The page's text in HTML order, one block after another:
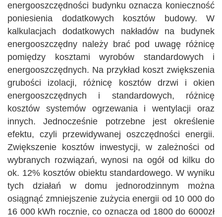
energooszczędności budynku oznacza konieczność
poniesienia dodatkowych kosztów budowy. W
kalkulacjach dodatkowych nakładów na budynek
energooszczędny należy brać pod uwagę różnicę
pomiędzy kosztami wyrobów standardowych i
energooszczędnych. Na przykład koszt zwiększenia
grubości izolacji, różnicę kosztów drzwi i okien
energooszczędnych i standardowych, różnicę
kosztów systemów ogrzewania i wentylacji oraz
innych. Jednocześnie potrzebne jest określenie
efektu, czyli przewidywanej oszczędności energii.
Zwiększenie kosztów inwestycji, w zależności od
wybranych rozwiązań, wynosi na ogół od kilku do
ok. 12% kosztów obiektu standardowego. W wyniku
tych działań w domu jednorodzinnym można
osiągnąć zmniejszenie zużycia energii od 10 000 do
16 000 kWh rocznie, co oznacza od 1800 do 6000zł